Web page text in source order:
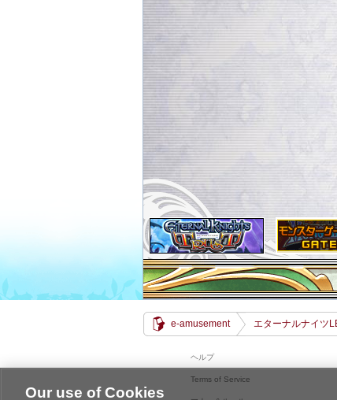
e-amusement エターナルナイツ
ヘルプ
Terms of Service
Our use of Cookies